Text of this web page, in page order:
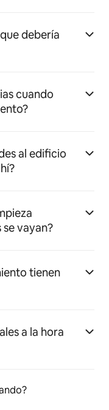
debería
cuando
al edificio
se vayan?
tienen
a la hora